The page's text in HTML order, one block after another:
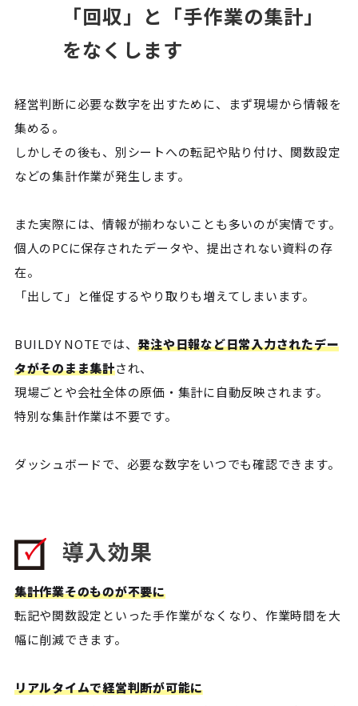
「回収」と「手作業の集計」
をなくします
経営判断に必要な数字を出すために、まず現場から情報を
集める。
しかしその後も、別シートへの転記や貼り付け、関数設定
などの集計作業が発生します。
また実際には、情報が揃わないことも多いのが実情です。
個人のPCに保存されたデータや、提出されない資料の存
在。
「出して」と催促するやり取りも増えてしまいます。
BUILDY NOTEでは、発注や日報など日常入力されたデー
タがそのまま集計され、
現場ごとや会社全体の原価・集計に自動反映されます。
特別な集計作業は不要です。
ダッシュボードで、必要な数字をいつでも確認できます。
導入効果
集計作業そのものが不要に
転記や関数設定といった手作業がなくなり、作業時間を大
幅に削減できます。
リアルタイムで経営判断が可能に